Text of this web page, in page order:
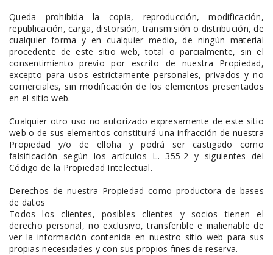
Queda prohibida la copia, reproducción, modificación,
republicación, carga, distorsión, transmisión o distribución, de
cualquier forma y en cualquier medio, de ningún material
procedente de este sitio web, total o parcialmente, sin el
consentimiento previo por escrito de nuestra Propiedad,
excepto para usos estrictamente personales, privados y no
comerciales, sin modificación de los elementos presentados
en el sitio web.
Cualquier otro uso no autorizado expresamente de este sitio
web o de sus elementos constituirá una infracción de nuestra
Propiedad y/o de elloha y podrá ser castigado como
falsificación según los artículos L. 355-2 y siguientes del
Código de la Propiedad Intelectual.
Derechos de nuestra Propiedad como productora de bases
de datos
Todos los clientes, posibles clientes y socios tienen el
derecho personal, no exclusivo, transferible e inalienable de
ver la información contenida en nuestro sitio web para sus
propias necesidades y con sus propios fines de reserva.